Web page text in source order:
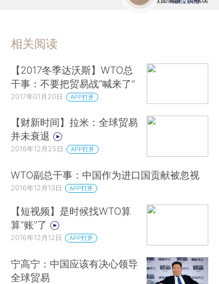
相关阅读
【2017冬季达沃斯】WTO总
干事：不要把贸易战“喊来了”
2017年01月20日 APP打开
【财新时间】拉米：全球贸易
并未衰退
2016年12月25日 APP打开
WTO副总干事：中国作为进口国贡献被忽视
2016年12月13日 APP打开
【短视频】是时候找WTO算
算“账”了
2016年12月12日 APP打开
宁高宁：中国应该有决心领导
全球贸易